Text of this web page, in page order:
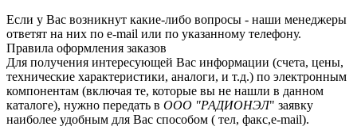
Если у Вас возникнут какие-либо вопросы - наши менеджеры
ответят на них по e-mail или по указанному телефону.
Правила оформления заказов
Для получения интересующей Вас информации (счета, цены,
технические характеристики, аналоги, и т.д.) по электронным
компонентам (включая те, которые вы не нашли в данном
каталоге), нужно передать в ООО "РАДИОНЭЛ" заявку
наиболее удобным для Вас способом ( тел, факс,e-mail).